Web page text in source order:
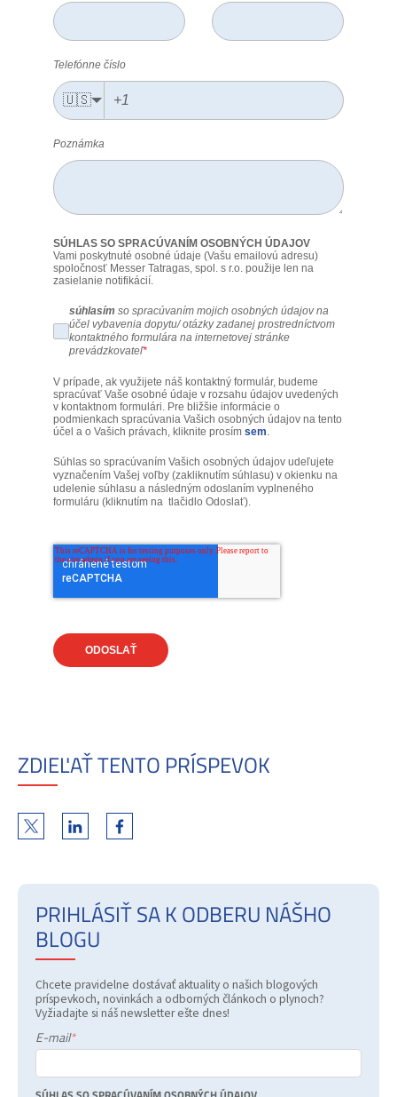
Telefónne číslo
🇺🇸
Poznámka
SÚHLAS SO SPRACÚVANÍM OSOBNÝCH ÚDAJOV
Vami poskytnuté osobné údaje (Vašu emailovú adresu)
spoločnosť Messer Tatragas, spol. s r.o. použije len na
zasielanie notifikácií.
súhlasím so spracúvaním mojich osobných údajov na
účel vybavenia dopytu/ otázky zadanej prostredníctvom
kontaktného formulára na internetovej stránke
prevádzkovateľ*
V prípade, ak využijete náš kontaktný formulár, budeme
spracúvať Vaše osobné údaje v rozsahu údajov uvedených
v kontaktnom formulári. Pre bližšie informácie o
podmienkach spracúvania Vašich osobných údajov na tento
účel a o Vašich právach, kliknite prosím sem.
Súhlas so spracúvaním Vašich osobných údajov udeľujete
vyznačením Vašej voľby (zakliknutím súhlasu) v okienku na
udelenie súhlasu a následným odoslaním vyplneného
formuláru (kliknutím na tlačidlo Odoslať).
ODOSLAŤ
ZDIEĽAŤ TENTO PRÍSPEVOK
PRIHLÁSIŤ SA K ODBERU NÁŠHO
BLOGU
Chcete pravidelne dostávať aktuality o našich blogových
príspevkoch, novinkách a odborných článkoch o plynoch?
Vyžiadajte si náš newsletter ešte dnes!
E-mail*